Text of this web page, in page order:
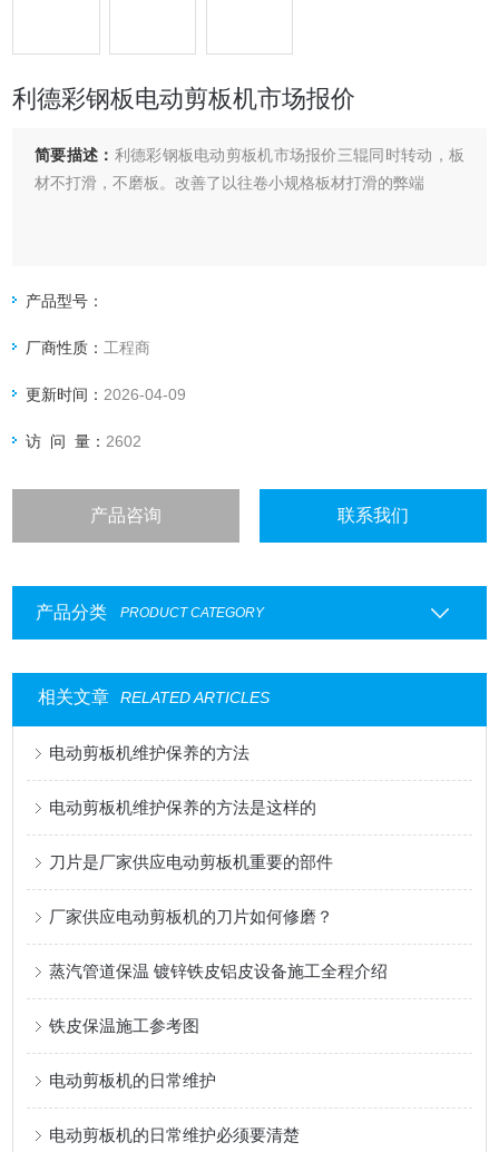
利德彩钢板电动剪板机市场报价
简要描述： 利德彩钢板电动剪板机市场报价三辊同时转动，板
材不打滑，不磨板。改善了以往卷小规格板材打滑的弊端
产品型号：
厂商性质： 工程商
更新时间： 2026-04-09
访 问 量： 2602
产品咨询 联系我们
产品分类 PRODUCT CATEGORY
相关文章 RELATED ARTICLES
电动剪板机维护保养的方法
电动剪板机维护保养的方法是这样的
刀片是厂家供应电动剪板机重要的部件
厂家供应电动剪板机的刀片如何修磨？
蒸汽管道保温 镀锌铁皮铝皮设备施工全程介绍
铁皮保温施工参考图
电动剪板机的日常维护
电动剪板机的日常维护必须要清楚